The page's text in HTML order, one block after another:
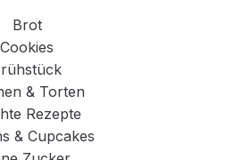
Brot
Cookies
& Torten
Rezepte
& Cupcakes